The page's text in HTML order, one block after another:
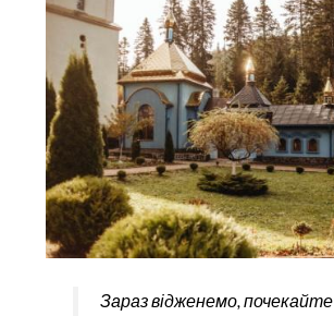
Зараз відженемо, почекайте